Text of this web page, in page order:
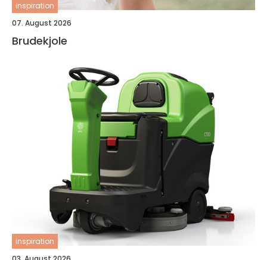
inspiration
07. August 2026
Brudekjole
inspiration